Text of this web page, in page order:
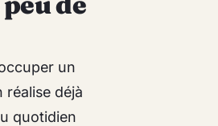
un
réalise déjà
quotidien